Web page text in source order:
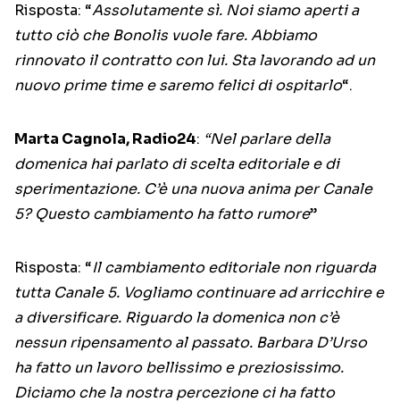
Risposta: “Assolutamente sì. Noi siamo aperti a
tutto ciò che Bonolis vuole fare. Abbiamo
rinnovato il contratto con lui. Sta lavorando ad un
nuovo prime time e saremo felici di ospitarlo“.
Marta Cagnola, Radio24: “Nel parlare della
domenica hai parlato di scelta editoriale e di
sperimentazione. C’è una nuova anima per Canale
5? Questo cambiamento ha fatto rumore”
Risposta: “Il cambiamento editoriale non riguarda
tutta Canale 5. Vogliamo continuare ad arricchire e
a diversificare. Riguardo la domenica non c’è
nessun ripensamento al passato. Barbara D’Urso
ha fatto un lavoro bellissimo e preziosissimo.
Diciamo che la nostra percezione ci ha fatto